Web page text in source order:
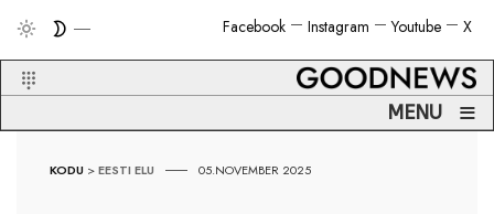
X
Youtube
Instagram
Facebook
MENU ≡
KODU >EESTI ELU 05.NOVEMBER 2025